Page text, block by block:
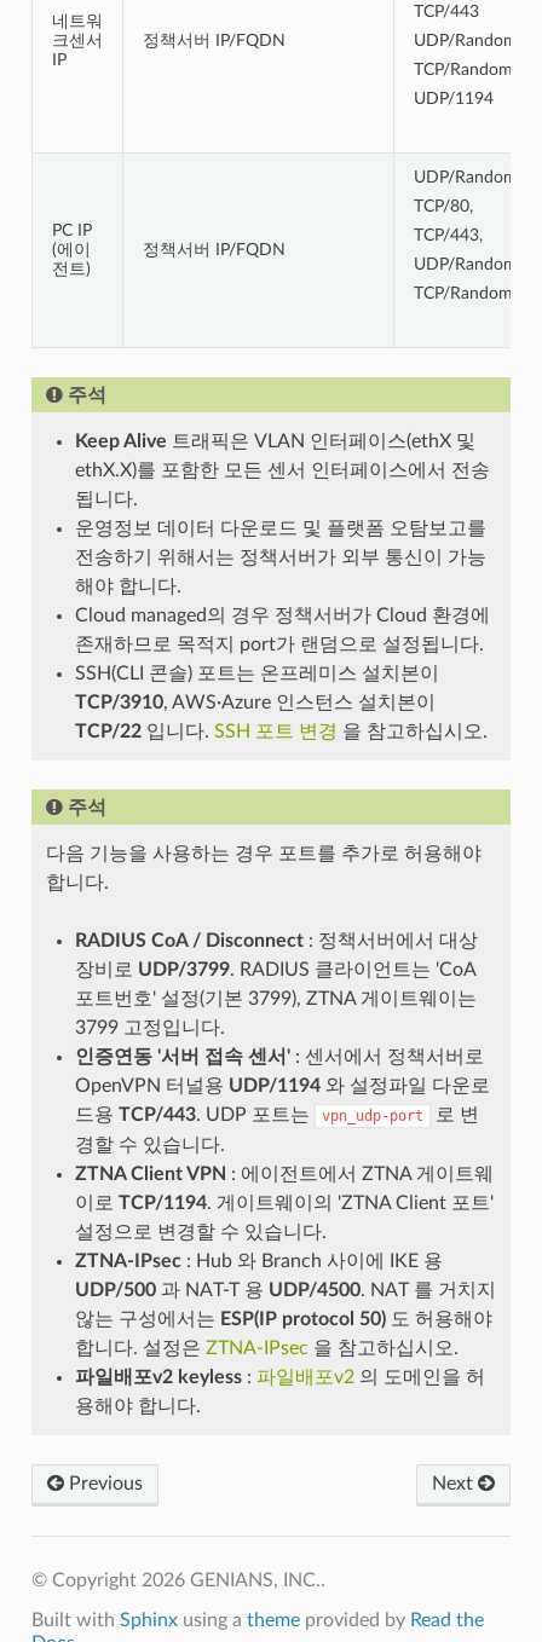
네트워
크센서
IP
정책서버 IP/FQDN
TCP/443
UDP/Random,
TCP/Random
UDP/1194
PC IP
(에이
전트)
정책서버 IP/FQDN
UDP/Random
TCP/80,
TCP/443,
UDP/Random,
TCP/Random
주석
Keep Alive 트래픽은 VLAN 인터페이스(ethX 및
ethX.X)를 포함한 모든 센서 인터페이스에서 전송
됩니다.
운영정보 데이터 다운로드 및 플랫폼 오탐보고를
전송하기 위해서는 정책서버가 외부 통신이 가능
해야 합니다.
Cloud managed의 경우 정책서버가 Cloud 환경에
존재하므로 목적지 port가 랜덤으로 설정됩니다.
SSH(CLI 콘솔) 포트는 온프레미스 설치본이
TCP/3910, AWS·Azure 인스턴스 설치본이
TCP/22입니다. SSH 포트 변경 을 참고하십시오.
주석
다음 기능을 사용하는 경우 포트를 추가로 허용해야
합니다.
RADIUS CoA / Disconnect: 정책서버에서 대상
장비로 UDP/3799. RADIUS 클라이언트는 'CoA
포트번호' 설정(기본 3799), ZTNA 게이트웨이는
3799 고정입니다.
인증연동 '서버 접속 센서': 센서에서 정책서버로
OpenVPN 터널용 UDP/1194와 설정파일 다운로
드용 TCP/443. UDP 포트는 vpn_udp-port
로 변
경할 수 있습니다.
ZTNA Client VPN : 에이전트에서 ZTNA 게이트웨
이로 TCP/1194. 게이트웨이의 'ZTNA Client 포트'
설정으로 변경할 수 있습니다.
ZTNA-IPsec: Hub 와 Branch 사이에 IKE 용
UDP/500과 NAT-T 용 UDP/4500. NAT 를 거치지
않는 구성에서는 ESP(IP protocol 50)도 허용해야
합니다. 설정은 ZTNA-IPsec 을 참고하십시오.
파일배포v2 keyless: 파일배포v2의 도메인을 허
용해야 합니다.
Previous Next
© Copyright 2026 GENIANS, INC..
Built with Sphinxusing a themeprovided by Read the